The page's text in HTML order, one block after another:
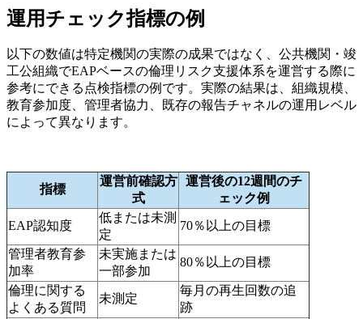
運用チェック指標の例
以下の数値は特定機関の実際の成果ではなく、公共機関・竣
工公組織でEAPベースの倫理リスク支援体系を運営する際に
参考にできる点検指標の例です。実際の結果は、組織規模、
教育参加度、管理者協力、既存の報告チャネルの運用レベル
によって異なります。
指標
運営前確認方
式
運営後の12週間のチ
ェック例
EAP認知度
低または未測
定
70％以上の目標
管理者教育参
加率
未実施または
一部参加
80％以上の目標
倫理に関する
よくある質問
未測定
毎月の再生回数の追
跡